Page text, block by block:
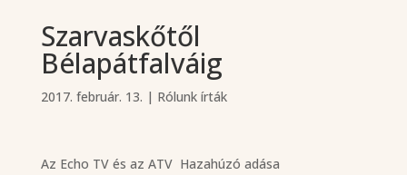
Szarvaskőtől
Bélapátfalváig
2017. február. 13. | Rólunk írták
Az Echo TV és az ATV Hazahúzó adása